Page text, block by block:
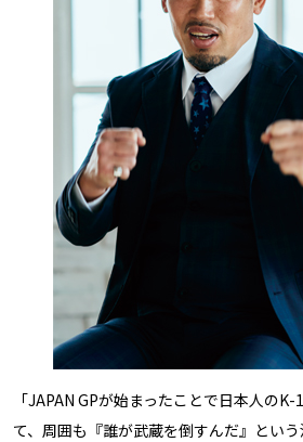
「JAPAN GPが始まったことで日本人の
て、周囲も『誰が武蔵を倒すんだ』とい